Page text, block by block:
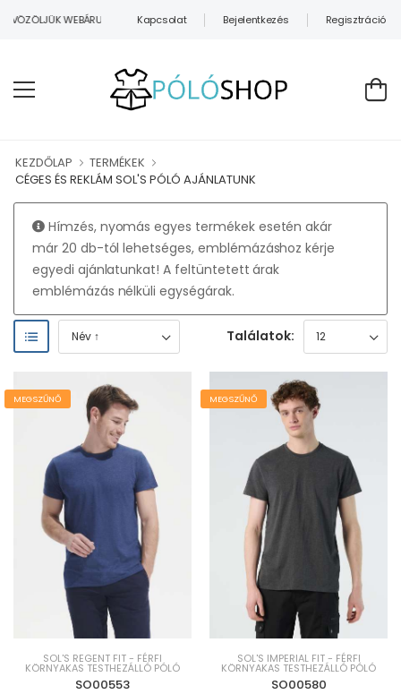
WEBÁRUHÁZUNKBAN!Kapcsolat Bejelentkezés Regisztráció
KEZDŐLAP
TERMÉKEK
CÉGES ÉS REKLÁM SOL'S PÓLÓ AJÁNLATUNK
Hímzés, nyomás egyes termékek esetén akár
már 20 db-tól lehetséges, emblémázáshoz kérje
egyedi ajánlatunkat! A feltüntetett árak
emblémázás nélküli egységárak.
Találatok:
MEGSZŰNŐ
SOL'S REGENT FIT - FÉRFI
KÖRNYAKAS TESTHEZÁLLÓ PÓLÓ
SO00553
MEGSZŰNŐ
SOL'S IMPERIAL FIT - FÉRFI
KÖRNYAKAS TESTHEZÁLLÓ PÓLÓ
SO00580